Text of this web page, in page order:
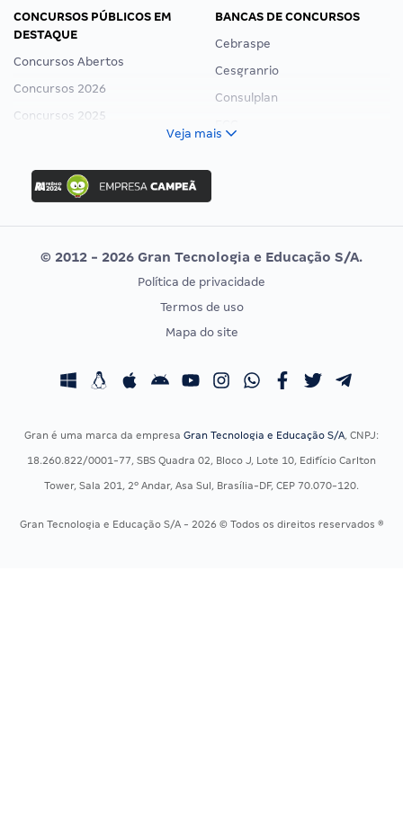
CONCURSOS PÚBLICOS EM
DESTAQUE
Concursos Abertos
Concursos 2026
Concursos 2025
Concurso Ibama
Concurso MPU
Editais publicados
BANCAS DE CONCURSOS
Cebraspe
Cesgranrio
Consulplan
Vunesp
CONCURSOS POR PROFISSÃO
Concursos Fiscais
Concursos Saúde
Residência Multiprofissional
EXAME DE ORDEM
Calendário OAB
Veja mais
© 2012 - 2026 Gran Tecnologia e Educação S/A.
Política de privacidade
Termos de uso
Mapa do site
Gran é uma marca da empresa Gran Tecnologia e Educação S/A, CNPJ:
18.260.822/0001-77, SBS Quadra 02, Bloco J, Lote 10, Edifício Carlton
Tower, Sala 201, 2º Andar, Asa Sul, Brasília-DF, CEP 70.070-120.
Gran Tecnologia e Educação S/A - 2026 © Todos os direitos reservados ®